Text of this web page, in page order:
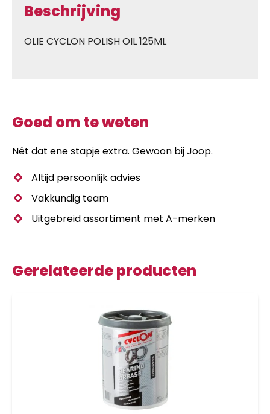
Beschrijving
OLIE CYCLON POLISH OIL 125ML
Goed om te weten
Nét dat ene stapje extra. Gewoon bij Joop.
Altijd persoonlijk advies
Vakkundig team
Uitgebreid assortiment met A-merken
Gerelateerde producten